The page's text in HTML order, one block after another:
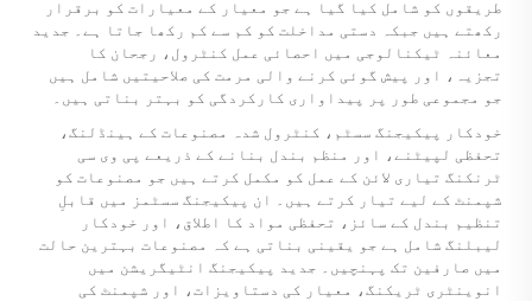
طریقوں کو شامل کیا گیا ہے جو معیار کے معیارات کو برقرار
رکھتے ہیں جبکہ دستی مداخلت کو کم سے کم رکھا جاتا ہے۔ جدید
معائنہ ٹیکنالوجی میں احصائی عمل کنٹرول، رجحان کا
تجزیہ، اور پیش گوئی کرنے والی مرمت کی صلاحیتیں شامل ہیں
جو مجموعی طور پر پیداواری کارکردگی کو بہتر بناتی ہیں۔
خودکار پیکیجنگ سسٹم، کنٹرول شدہ مصنوعات کے ہینڈلنگ،
تحفظی لپیٹنے، اور منظم بندل بنانے کے ذریعے پی وی سی
ٹرنکنگ تیاری لائن کے عمل کو مکمل کرتے ہیں جو مصنوعات کو
شپمنٹ کے لیے تیار کرتے ہیں۔ ان پیکیجنگ سسٹمز میں قابلِ
تنظیم بندل کے سائز، تحفظی مواد کا اطلاق، اور خودکار
لیبلنگ شامل ہے جو یقینی بناتی ہے کہ مصنوعات بہترین حالت
میں صارفین تک پہنچیں۔ جدید پیکیجنگ انٹیگریشن میں
انوینٹری ٹریکنگ، معیار کی دستاویزات، اور شپمنٹ کی